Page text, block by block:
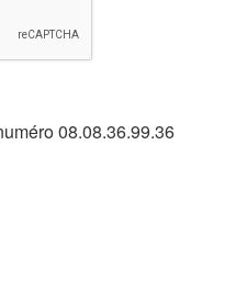
08.08.36.99.36